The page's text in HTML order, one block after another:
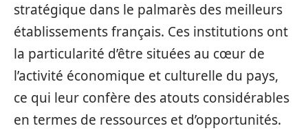
stratégique dans le palmarès des meilleurs
établissements français. Ces institutions ont
la particularité d’être situées au cœur de
l’activité économique et culturelle du pays,
ce qui leur confère des atouts considérables
en termes de ressources et d’opportunités.